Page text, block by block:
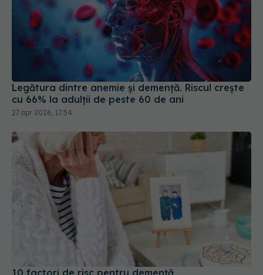
Legătura dintre anemie și demență. Riscul crește
cu 66% la adulții de peste 60 de ani
10 factori de risc pentru demență
12 mai 2026, 14:53